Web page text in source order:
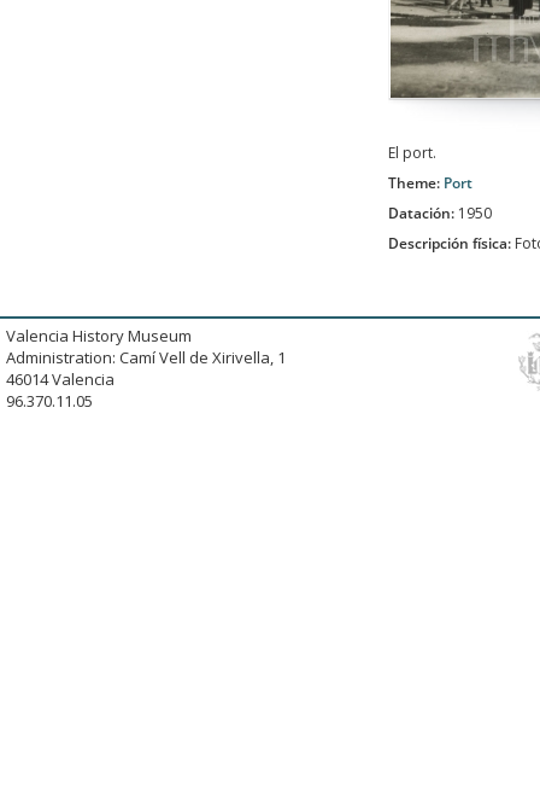
El port.
Theme: Port
Datación: 1950
Descripción física:
Valencia History Museum
Administration: Camí Vell de Xirivella, 1
46014 Valencia
96.370.11.05